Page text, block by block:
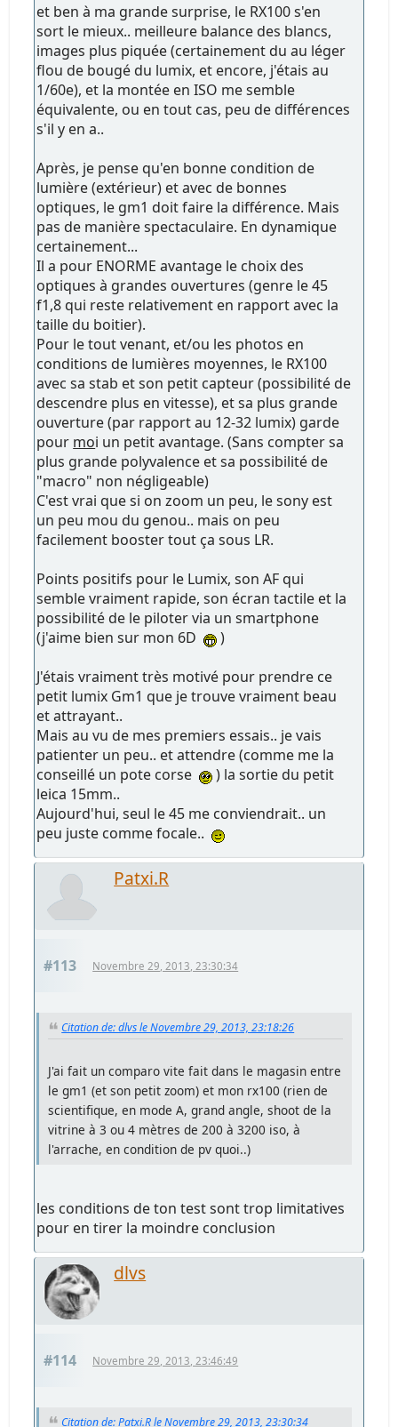
et ben à ma grande surprise, le RX100 s'en
sort le mieux.. meilleure balance des blancs,
images plus piquée (certainement du au léger
flou de bougé du lumix, et encore, j'étais au
1/60e), et la montée en ISO me semble
équivalente, ou en tout cas, peu de différences
s'il y en a..
Après, je pense qu'en bonne condition de
lumière (extérieur) et avec de bonnes
optiques, le gm1 doit faire la différence. Mais
pas de manière spectaculaire. En dynamique
certainement...
Il a pour ENORME avantage le choix des
optiques à grandes ouvertures (genre le 45
f1,8 qui reste relativement en rapport avec la
taille du boitier).
Pour le tout venant, et/ou les photos en
conditions de lumières moyennes, le RX100
avec sa stab et son petit capteur (possibilité de
descendre plus en vitesse), et sa plus grande
ouverture (par rapport au 12-32 lumix) garde
pour moi un petit avantage. (Sans compter sa
plus grande polyvalence et sa possibilité de
"macro" non négligeable)
C'est vrai que si on zoom un peu, le sony est
un peu mou du genou.. mais on peu
facilement booster tout ça sous LR.
Points positifs pour le Lumix, son AF qui
semble vraiment rapide, son écran tactile et la
possibilité de le piloter via un smartphone
(j'aime bien sur mon 6D
)
J'étais vraiment très motivé pour prendre ce
petit lumix Gm1 que je trouve vraiment beau
et attrayant..
Mais au vu de mes premiers essais.. je vais
patienter un peu.. et attendre (comme me la
conseillé un pote corse
) la sortie du petit
leica 15mm..
Aujourd'hui, seul le 45 me conviendrait.. un
peu juste comme focale..
Patxi.R
#113 Novembre 29, 2013, 23:30:34
Citation de: dlvs le Novembre 29, 2013, 23:18:26
J'ai fait un comparo vite fait dans le magasin entre
le gm1 (et son petit zoom) et mon rx100 (rien de
scientifique, en mode A, grand angle, shoot de la
vitrine à 3 ou 4 mètres de 200 à 3200 iso, à
l'arrache, en condition de pv quoi..)
les conditions de ton test sont trop limitatives
pour en tirer la moindre conclusion
dlvs
#114 Novembre 29, 2013, 23:46:49
Citation de: Patxi.R le Novembre 29, 2013, 23:30:34